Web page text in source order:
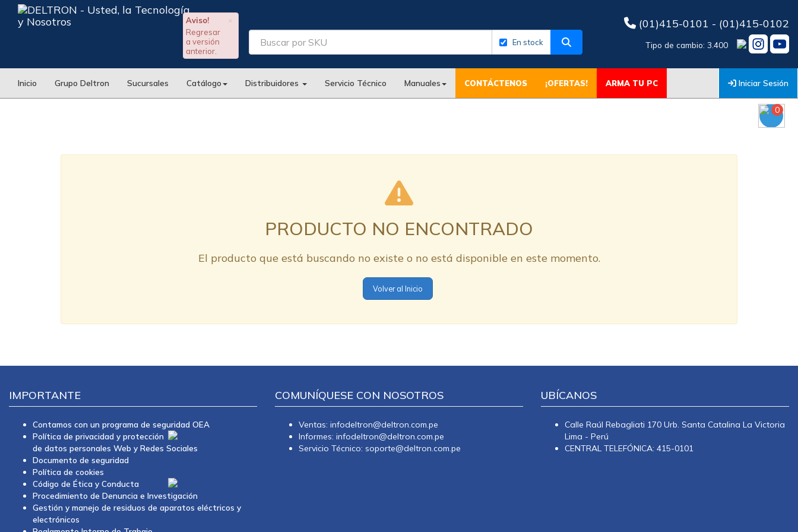
×
Aviso!
Regresar
a versión
anterior.
En stock
(01)415-0101 - (01)415-0102
Tipo de cambio: 3.400
Inicio Grupo Deltron Sucursales Catálogo Distribuidores Servicio Técnico Manuales CONTÁCTENOS ¡OFERTAS! ARMA TU PC Iniciar Sesión
0
PRODUCTO NO ENCONTRADO
El producto que está buscando no existe o no está disponible en este momento.
Volver al Inicio
IMPORTANTE
Contamos con un programa de seguridad OEA
Política de privacidad y protección
de datos personales Web y Redes Sociales
Documento de seguridad
Política de cookies
Código de Ética y Conducta
Procedimiento de Denuncia e Investigación
Gestión y manejo de residuos de aparatos eléctricos y
electrónicos
COMUNÍQUESE CON NOSOTROS
Ventas: infodeltron@deltron.com.pe
Informes: infodeltron@deltron.com.pe
Servicio Técnico: soporte@deltron.com.pe
UBÍCANOS
Calle Raúl Rebagliati 170 Urb. Santa Catalina La Victoria
Lima - Perú
CENTRAL TELEFÓNICA: 415-0101